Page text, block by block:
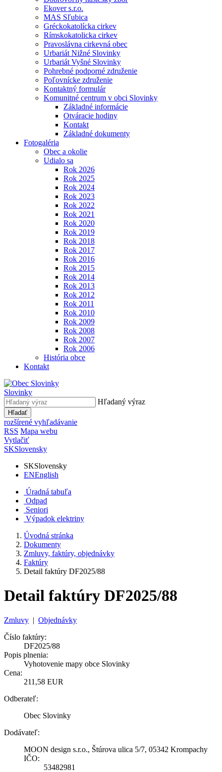
Ekover s.r.o.
MAS Sľubica
Gréckokatolícka cirkev
Rímskokatolicka cirkev
Pravoslávna cirkevná obec
Urbariát Nižné Slovinky
Urbariát Vyšné Slovinky
Pohrebné podporné združenie
Poľovnícke združenie
Kontaktný formulár
Komunitné centrum v obci Slovinky
Základné informácie
Otváracie hodiny
Kontakt
Základné dokumenty
Fotogaléria
Obec a okolie
Udialo sa
Rok 2026
Rok 2025
Rok 2024
Rok 2023
Rok 2022
Rok 2021
Rok 2020
Rok 2019
Rok 2018
Rok 2017
Rok 2016
Rok 2015
Rok 2014
Rok 2013
Rok 2012
Rok 2011
Rok 2010
Rok 2009
Rok 2008
Rok 2007
Rok 2006
História obce
Kontakt
Slovinky
Hľadaný výraz
Hľadať
rozšírené vyhľadávanie
RSS Mapa webu
Vytlačiť
SKSlovensky
SKSlovensky
ENEnglish
Úradná tabuľa
Odpad
Seniori
Výpadok elektriny
Úvodná stránka
Dokumenty
Zmluvy, faktúry, objednávky
Faktúry
Detail faktúry DF2025/88
Detail faktúry DF2025/88
Zmluvy | Objednávky
Číslo faktúry:
DF2025/88
Popis plnenia:
Vyhotovenie mapy obce Slovinky
Cena:
211,58 EUR
Odberateľ:
Obec Slovinky
Dodávateľ:
MOON design s.r.o., Štúrova ulica 5/7, 05342 Krompachy
IČO:
53482981